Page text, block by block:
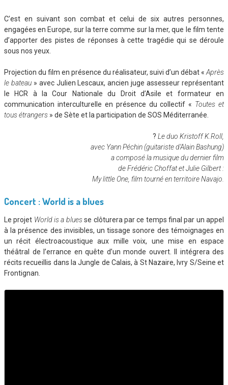
C’est en suivant son combat et celui de six autres personnes,
engagées en Europe, sur la terre comme sur la mer, que le film tente
d’apporter des pistes de réponses à cette tragédie qui se déroule
sous nos yeux.
Projection du film en présence du réalisateur, suivi d’un débat « Après
le bateau» avec Julien Lescaux, ancien juge assesseur représentant
le HCR à la Cour Nationale du Droit d’Asile et formateur en
communication interculturelle en présence du collectif « Toutes et
tous étrangers » de Sète et la participation de SOS Méditerranée.
? Le duo Kristoff K.Roll,
avec Yann Péchin (guitariste d’Alain Bashung)
a composé la musique du dernier film
de Frédéric Choffat et Julie Gilbert :
My little One, film tourné en territoire Navajo.
Concert : World is a blues
Le projet World is a bluesse clôturera par ce temps final par un appel
à la présence des invisibles, un tissage sonore des témoignages en
un récit électroacoustique aux mille voix, une mise en espace
théâtral de l’errance en quête d’un monde ouvert. Il intégrera des
récits recueillis dans la Jungle de Calais, à St Nazaire, Ivry S/Seine et
Frontignan.